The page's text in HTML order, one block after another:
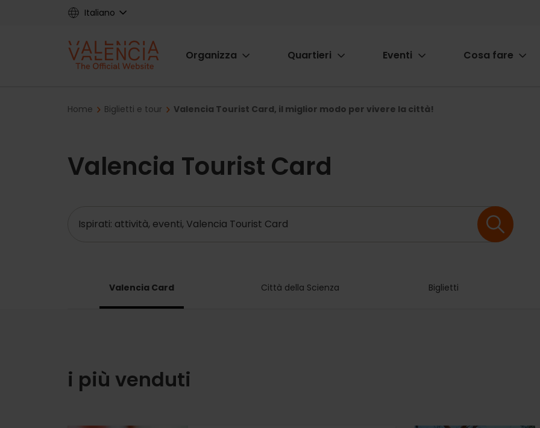
Italiano
Main
Organizza Quartieri Eventi Cosa fare
Breadcrumb
Home Biglietti e tour Valencia Tourist Card, il miglior modo per vivere la città!
Valencia Tourist Card
Valencia Card Città della Scienza Biglietti
i più venduti